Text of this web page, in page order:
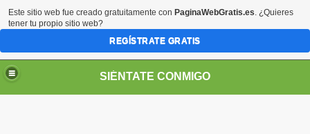
SIÉNTATE CONMIGO
Este sitio web fue creado gratuitamente con PaginaWebGratis.es. ¿Quieres
tener tu propio sitio web?
REGÍSTRATE GRATIS